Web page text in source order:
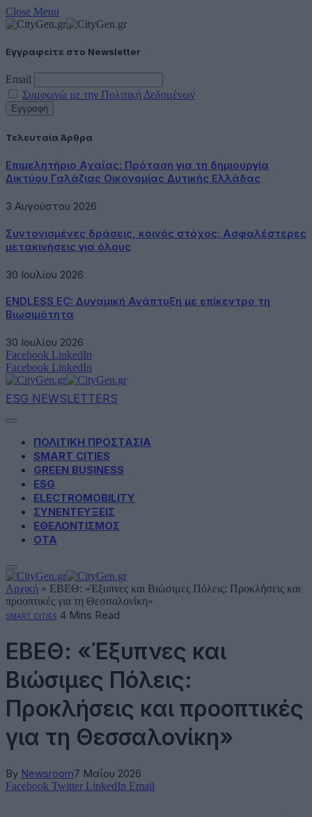
Close Menu
Εγγραφείτε στο Newsletter
Email
Συμφωνώ με την Πολιτική Δεδομένων
Τελευταία Άρθρα
Επιμελητήριο Αχαΐας: Πρόταση για τη δημιουργία
Δικτύου Γαλάζιας Οικονομίας Δυτικής Ελλάδας
3 Αυγούστου 2026
Συντονισμένες δράσεις, κοινός στόχος: Ασφαλέστερες
μετακινήσεις για όλους
30 Ιουλίου 2026
ENDLESS EC: Δυναμική Ανάπτυξη με επίκεντρο τη
Βιωσιμότητα
30 Ιουλίου 2026
Facebook LinkedIn
Facebook LinkedIn
ESG NEWSLETTERS
ΠΟΛΙΤΙΚΗ ΠΡΟΣΤΑΣΙΑ
SMART CITIES
GREEN BUSINESS
ESG
ELECTROMOBILITY
ΣΥΝΕΝΤΕΥΞΕΙΣ
ΕΘΕΛΟΝΤΙΣΜΟΣ
ΟΤΑ
Αρχική » ΕΒΕΘ: «Έξυπνες και Βιώσιμες Πόλεις: Προκλήσεις και
προοπτικές για τη Θεσσαλονίκη»
SMART CITIES 4 Mins Read
ΕΒΕΘ: «Έξυπνες και
Βιώσιμες Πόλεις:
Προκλήσεις και προοπτικές
για τη Θεσσαλονίκη»
By Newsroom7 Μαΐου 2026
Facebook Twitter LinkedIn Email